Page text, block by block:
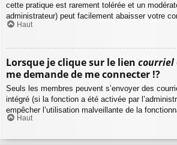
cette pratique est rarement tolérée et un
administrateur) peut facilement abaisser votre
Haut
Lorsque je clique sur le lien courriel
me demande de me connecter !?
Seuls les membres peuvent s’envoyer des
intégré (si la fonction a été activée par
empêcher l’utilisation malveillante de la
Haut